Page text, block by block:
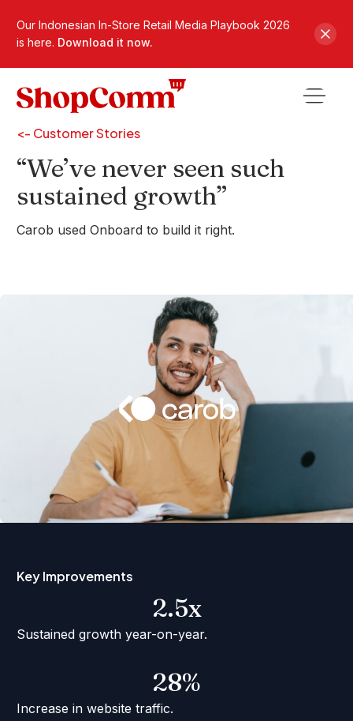
Our Indonesian In-Store Retail Media Playbook 2026
is here. Download it now.
<- Customer Stories
“We’ve never seen such
sustained growth”
Carob used Onboard to build it right.
Key Improvements
2.5x
Sustained growth year-on-year.
28%
Increase in website traffic.